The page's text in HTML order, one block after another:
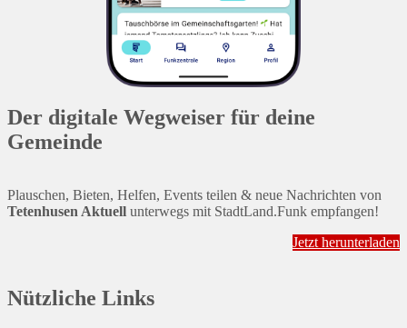
Der digitale Wegweiser für deine
Gemeinde
Plauschen, Bieten, Helfen, Events teilen & neue Nachrichten von
Tetenhusen Aktuell unterwegs mit StadtLand.Funk empfangen!
Jetzt herunterladen
Nützliche Links